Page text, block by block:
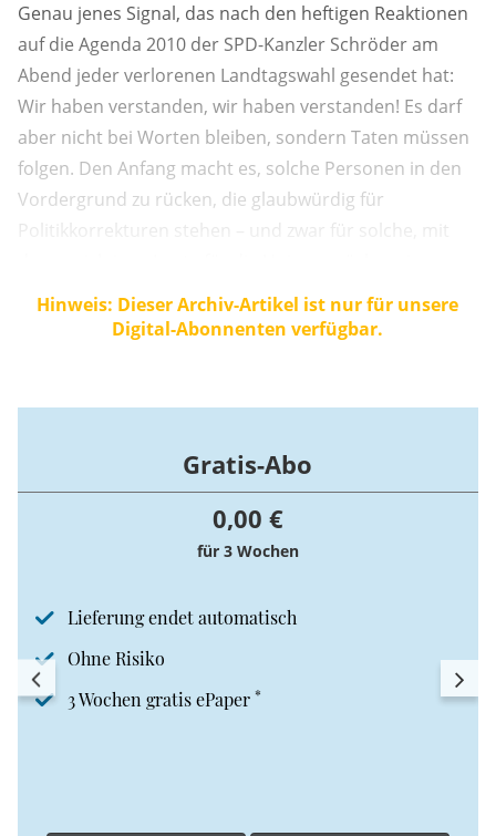
Genau jenes Signal, das nach den heftigen Reaktionen
auf die Agenda 2010 der SPD-Kanzler Schröder am
Abend jeder verlorenen Landtagswahl gesendet hat:
Wir haben verstanden, wir haben verstanden! Es darf
aber nicht bei Worten bleiben, sondern Taten müssen
folgen. Den Anfang macht es, solche Personen in den
Vordergrund zu rücken, die glaubwürdig für
Politikkorrekturen stehen – und zwar für solche, mit
lassen, die dieser Partei innerlich gekündigt haben.
Sodann muss die inhaltliche Ansage sein: Wir haben
Hinweis: Dieser Archiv-Artikel ist nur für unsere
Digital-Abonnenten verfügbar.
Gratis-Abo
0,00 €
für 3 Wochen
Lieferung endet automatisch
Ohne Risiko
3 Wochen gratis ePaper *